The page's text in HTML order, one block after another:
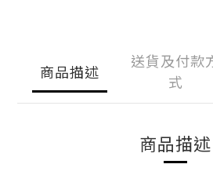
商品描述
送貨及付款
式
商品描述